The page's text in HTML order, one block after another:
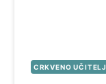
CRKVENO